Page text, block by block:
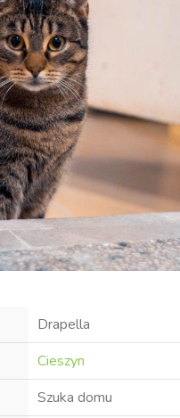
Drapella
Cieszyn
Szuka domu